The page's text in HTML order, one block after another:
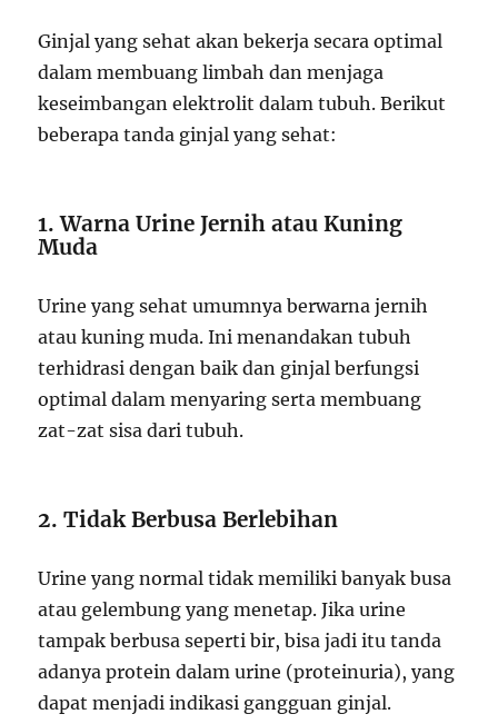
Ginjal yang sehat akan bekerja secara optimal
dalam membuang limbah dan menjaga
keseimbangan elektrolit dalam tubuh. Berikut
beberapa tanda ginjal yang sehat:
1. Warna Urine Jernih atau Kuning
Muda
Urine yang sehat umumnya berwarna jernih
atau kuning muda. Ini menandakan tubuh
terhidrasi dengan baik dan ginjal berfungsi
optimal dalam menyaring serta membuang
zat-zat sisa dari tubuh.
2. Tidak Berbusa Berlebihan
Urine yang normal tidak memiliki banyak busa
atau gelembung yang menetap. Jika urine
tampak berbusa seperti bir, bisa jadi itu tanda
adanya protein dalam urine (proteinuria), yang
dapat menjadi indikasi gangguan ginjal.